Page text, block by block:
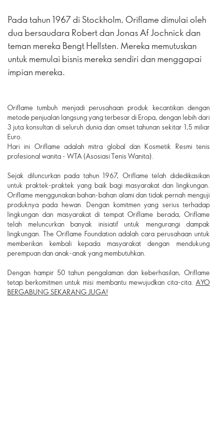
Pada tahun 1967 di Stockholm, Oriflame dimulai oleh
dua bersaudara Robert dan Jonas Af Jochnick dan
teman mereka Bengt Hellsten. Mereka memutuskan
untuk memulai bisnis mereka sendiri dan menggapai
impian mereka.
Oriflame tumbuh menjadi perusahaan produk kecantikan dengan
metode penjualan langsung yang terbesar di Eropa, dengan lebih dari
3 juta konsultan di seluruh dunia dan omset tahunan sekitar 1,5 miliar
Euro.
Hari ini Oriflame adalah mitra global dan Kosmetik Resmi tenis
profesional wanita - WTA (Asosiasi Tenis Wanita).
Sejak diluncurkan pada tahun 1967, Oriflame telah didedikasikan
untuk praktek-praktek yang baik bagi masyarakat dan lingkungan.
Oriflame menggunakan bahan-bahan alami dan tidak pernah menguji
produknya pada hewan. Dengan komitmen yang serius terhadap
lingkungan dan masyarakat di tempat Oriflame berada, Oriflame
telah meluncurkan banyak inisiatif untuk mengurangi dampak
lingkungan. The Oriflame Foundation adalah cara perusahaan untuk
memberikan kembali kepada masyarakat dengan mendukung
perempuan dan anak-anak yang membutuhkan.
Dengan hampir 50 tahun pengalaman dan keberhasilan, Oriflame
tetap berkomitmen untuk misi membantu mewujudkan cita-cita. AYO
BERGABUNG SEKARANG JUGA!